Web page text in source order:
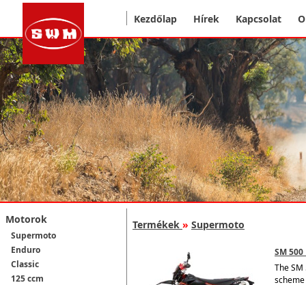
Kezdőlap Hírek Kapcsolat
Motorok
Supermoto
Enduro
Classic
125 ccm
Termékek » Supermoto
SM 500
The